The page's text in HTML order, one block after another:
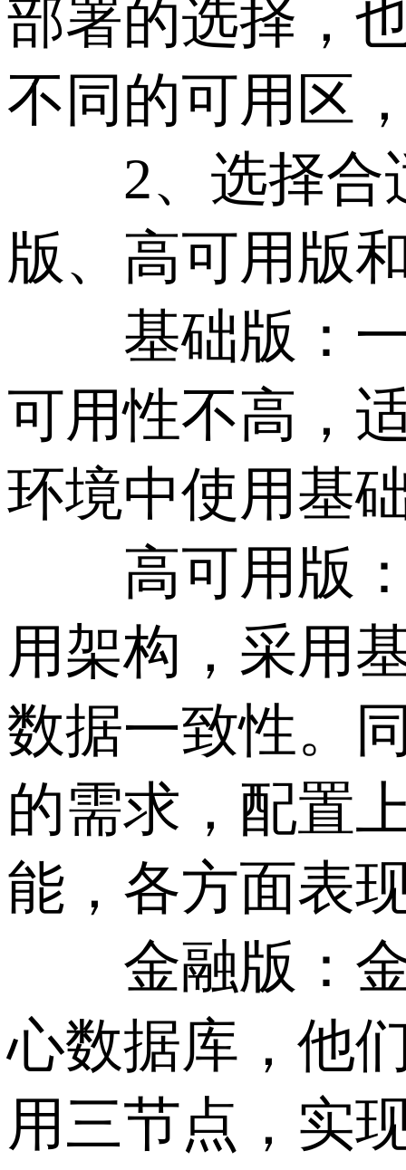
部署的选择，
不同的可用区
2、选择合适
版、高可用版
基础版：一
可用性不高，
环境中使用基
高可用版：
用架构，采用
数据一致性。
的需求，配置
能，各方面表
金融版：金
心数据库，他
用三节点，实